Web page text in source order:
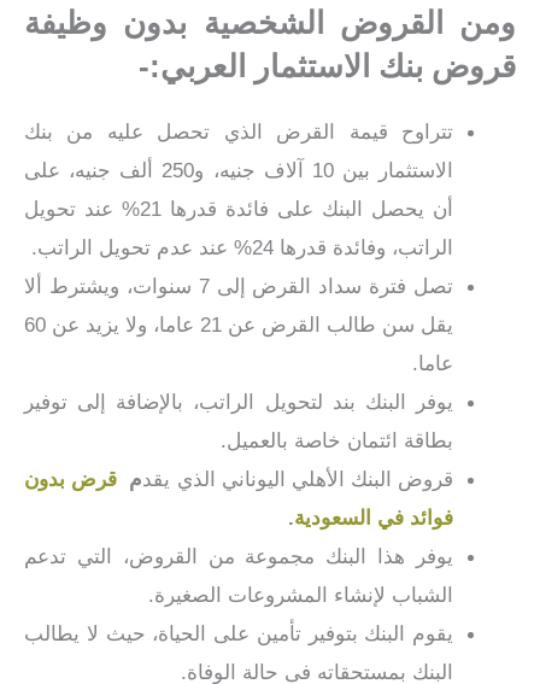
ومن القروض الشخصية بدون وظيفة
قروض بنك الاستثمار العربي:-
تتراوح قيمة القرض الذي تحصل عليه من بنك
الاستثمار بين 10 آلاف جنيه، و250 ألف جنيه، على
أن يحصل البنك على فائدة قدرها 21% عند تحويل
الراتب، وفائدة قدرها 24% عند عدم تحويل الراتب.
تصل فترة سداد القرض إلى 7 سنوات، ويشترط ألا
يقل سن طالب القرض عن 21 عاما، ولا يزيد عن 60
عاما.
يوفر البنك بند لتحويل الراتب، بالإضافة إلى توفير
بطاقة ائتمان خاصة بالعميل.
قروض البنك الأهلي اليوناني الذي يقدم قرض بدون
فوائد في السعودية.
يوفر هذا البنك مجموعة من القروض، التي تدعم
الشباب لإنشاء المشروعات الصغيرة.
يقوم البنك بتوفير تأمين على الحياة، حيث لا يطالب
البنك بمستحقاته فى حالة الوفاة.